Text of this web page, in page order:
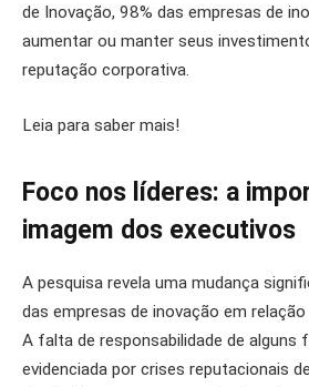
de Inovação, 98% das empresas de
aumentar ou manter seus
reputação corporativa.
Leia para saber mais!
Foco nos líderes: a
imagem dos executivos
A pesquisa revela uma mudança
das empresas de inovação em
A falta de responsabilidade de alguns
evidenciada por crises reputacionais